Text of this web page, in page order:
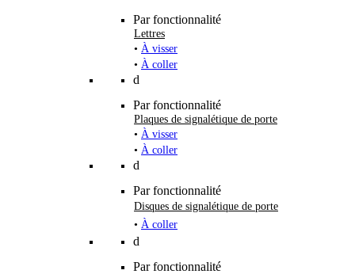
Par fonctionnalité
Lettres
• À visser
• À coller
d
Par fonctionnalité
Plaques de signalétique de porte
• À visser
• À coller
d
Par fonctionnalité
Disques de signalétique de porte
• À coller
d
Par fonctionnalité